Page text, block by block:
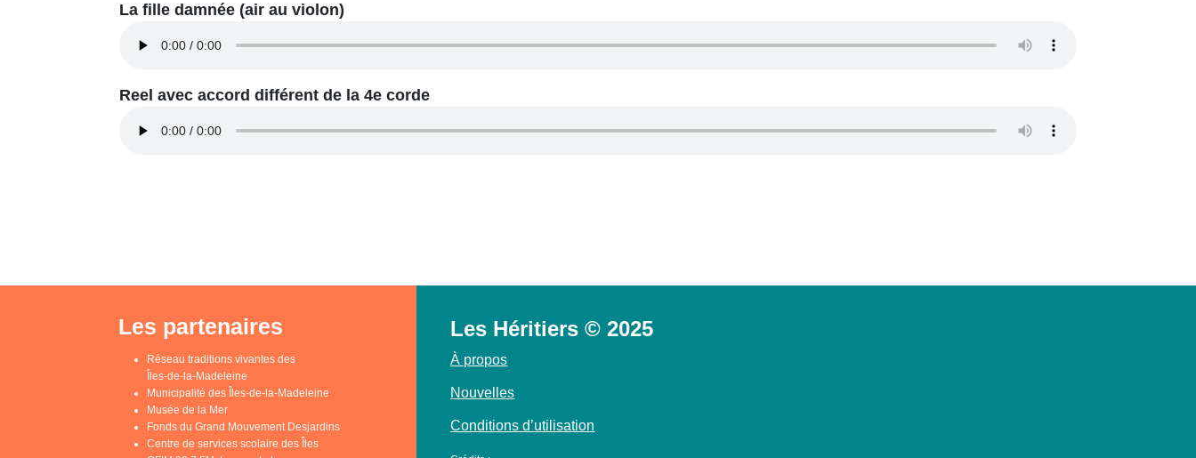
La fille damnée (air au violon)
Reel avec accord différent de la 4e corde
Les partenaires
Réseau traditions vivantes des
Îles-de-la-Madeleine
Municipalité des Îles-de-la-Madeleine
Musée de la Mer
Fonds du Grand Mouvement Desjardins
Centre de services scolaire des Îles
Les Héritiers © 2025
À propos
Nouvelles
Conditions d’utilisation